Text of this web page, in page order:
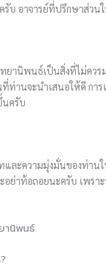
ครับ อาจารย์ที่ปรึกษาส่
ยานิพนธ์เป็นสิ่งที่ไม่คว
ท่านจะนำเสนอให้ดี กา
นครับ
ละความมุ่งมั่นของท่าน
อย่าท้อถอยนะครับ เพร
านิพนธ์